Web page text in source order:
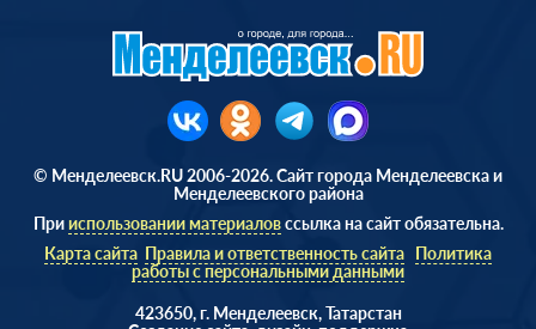
© Менделеевск.RU 2006-2026. Сайт города Менделеевска и
Менделеевского района
Прииспользовании материаловссылка на сайт обязательна.
Карта сайта Правила и ответственность сайта Политика
работы с персональными данными
423650, г. Менделеевск, Татарстан